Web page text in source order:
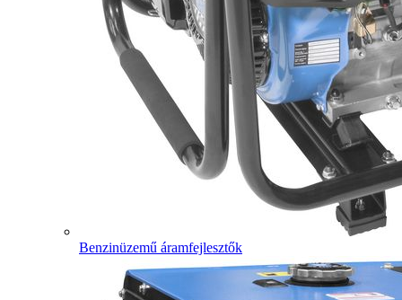
Benzinüzemű áramfejlesztők